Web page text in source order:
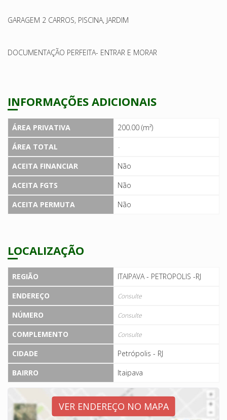
GARAGEM 2 CARROS, PISCINA, JARDIM
DOCUMENTAÇÃO PERFEITA- ENTRAR E MORAR
INFORMAÇÕES ADICIONAIS
ÁREA PRIVATIVA
200.00 (m²)
ÁREA TOTAL
-
ACEITA FINANCIAR
Não
ACEITA FGTS
Não
ACEITA PERMUTA
Não
LOCALIZAÇÃO
REGIÃO
ITAIPAVA - PETROPOLIS -RJ
ENDEREÇO
Consulte
NÚMERO Consulte
COMPLEMENTO Consulte
CIDADE
Petrópolis - RJ
BAIRRO
Itaipava
VER ENDEREÇO NO MAPA